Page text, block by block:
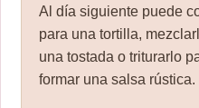
Al día siguiente puede
para una tortilla,
una tostada o triturarlo
formar una salsa rústica.